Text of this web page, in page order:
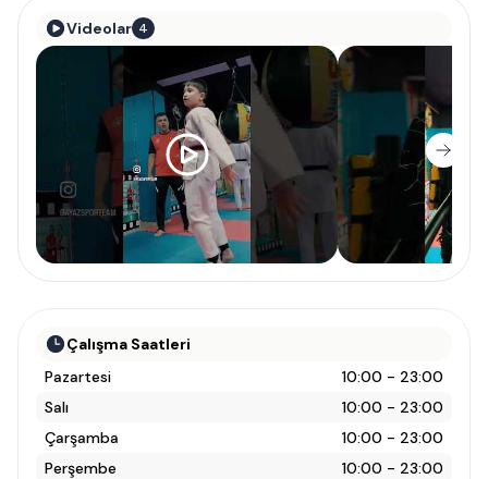
Videolar 4
Çalışma Saatleri
Pazartesi
10:00 - 23:00
Salı
10:00 - 23:00
Çarşamba
10:00 - 23:00
Perşembe
10:00 - 23:00